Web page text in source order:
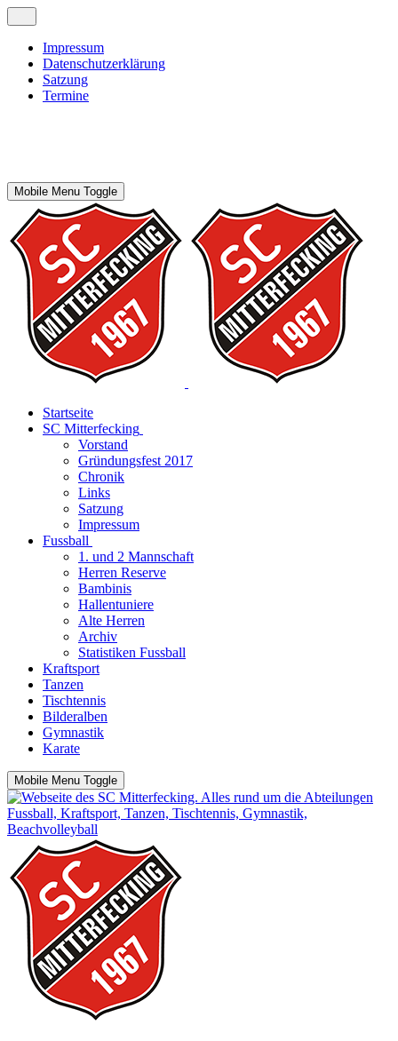
Impressum
Datenschutzerklärung
Satzung
Termine
Mobile Menu Toggle
Startseite
SC Mitterfecking
Vorstand
Gründungsfest 2017
Chronik
Links
Satzung
Impressum
Fussball
1. und 2 Mannschaft
Herren Reserve
Bambinis
Hallentuniere
Alte Herren
Archiv
Statistiken Fussball
Kraftsport
Tanzen
Tischtennis
Bilderalben
Gymnastik
Karate
Mobile Menu Toggle